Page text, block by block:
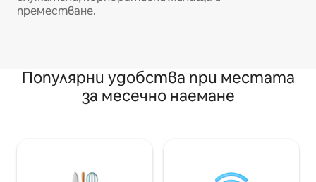
преместване.
Популярни удобства при местата
за месечно наемане